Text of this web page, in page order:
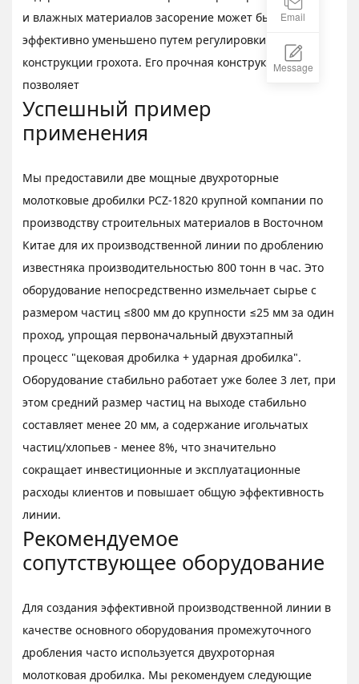
и влажных материалов засорение может быть
эффективно уменьшено путем регулировки
конструкции грохота. Его прочная конструкция
позволяет
Успешный пример
применения
Мы предоставили две мощные двухроторные
молотковые дробилки PCZ-1820 крупной компании по
производству строительных материалов в Восточном
Китае для их производственной линии по дроблению
известняка производительностью 800 тонн в час. Это
оборудование непосредственно измельчает сырье с
размером частиц ≤800 мм до крупности ≤25 мм за один
проход, упрощая первоначальный двухэтапный
процесс "щековая дробилка + ударная дробилка".
Оборудование стабильно работает уже более 3 лет, при
этом средний размер частиц на выходе стабильно
составляет менее 20 мм, а содержание игольчатых
частиц/хлопьев - менее 8%, что значительно
сокращает инвестиционные и эксплуатационные
расходы клиентов и повышает общую эффективность
линии.
Рекомендуемое
сопутствующее оборудование
Для создания эффективной производственной линии в
качестве основного оборудования промежуточного
дробления часто используется двухроторная
молотковая дробилка. Мы рекомендуем следующие
Email
Message